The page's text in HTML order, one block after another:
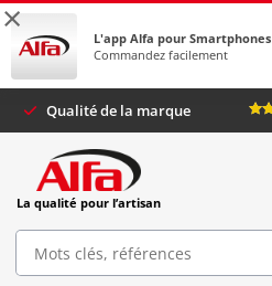
×
L'app Alfa pour Smartphones
Commandez facilement
Qualité de la marque
La qualité pour l’artisan